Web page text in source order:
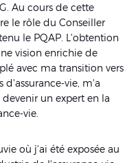
Au cours de cette
le rôle du Conseiller
le PQAP. L'obtention
vision enrichie de
avec ma transition vers
d'assurance-vie, m'a
un expert en la
vie.
où j'ai été exposée au